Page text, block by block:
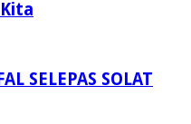
SELEPAS SOLAT